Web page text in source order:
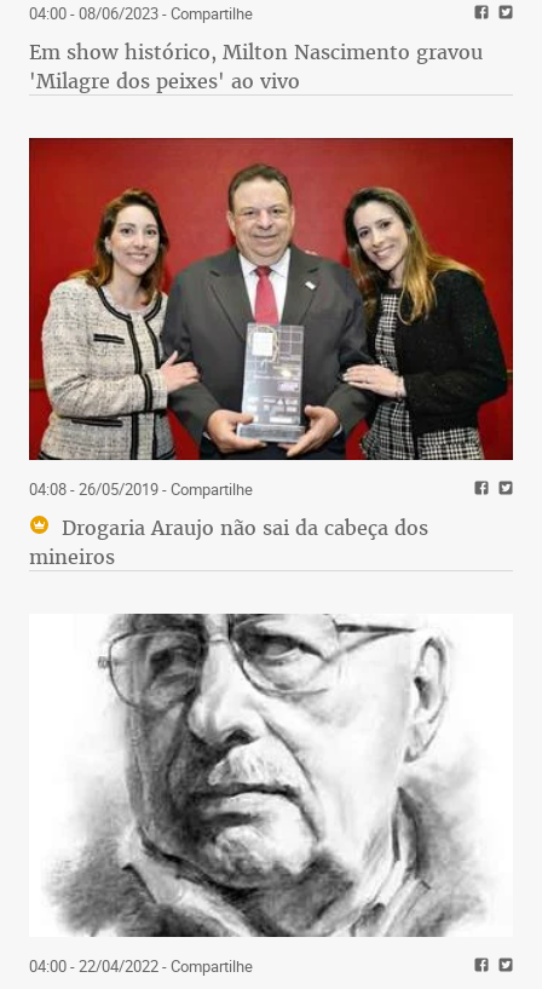
04:00 - 08/06/2023- Compartilhe
Em show histórico, Milton Nascimento gravou
'Milagre dos peixes' ao vivo
04:08 - 26/05/2019- Compartilhe
Drogaria Araujo não sai da cabeça dos
mineiros
04:00 - 22/04/2022- Compartilhe